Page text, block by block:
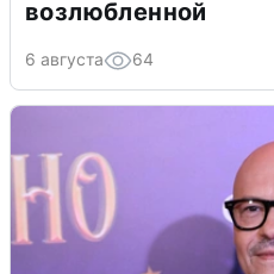
возлюбленной
6 августа 64